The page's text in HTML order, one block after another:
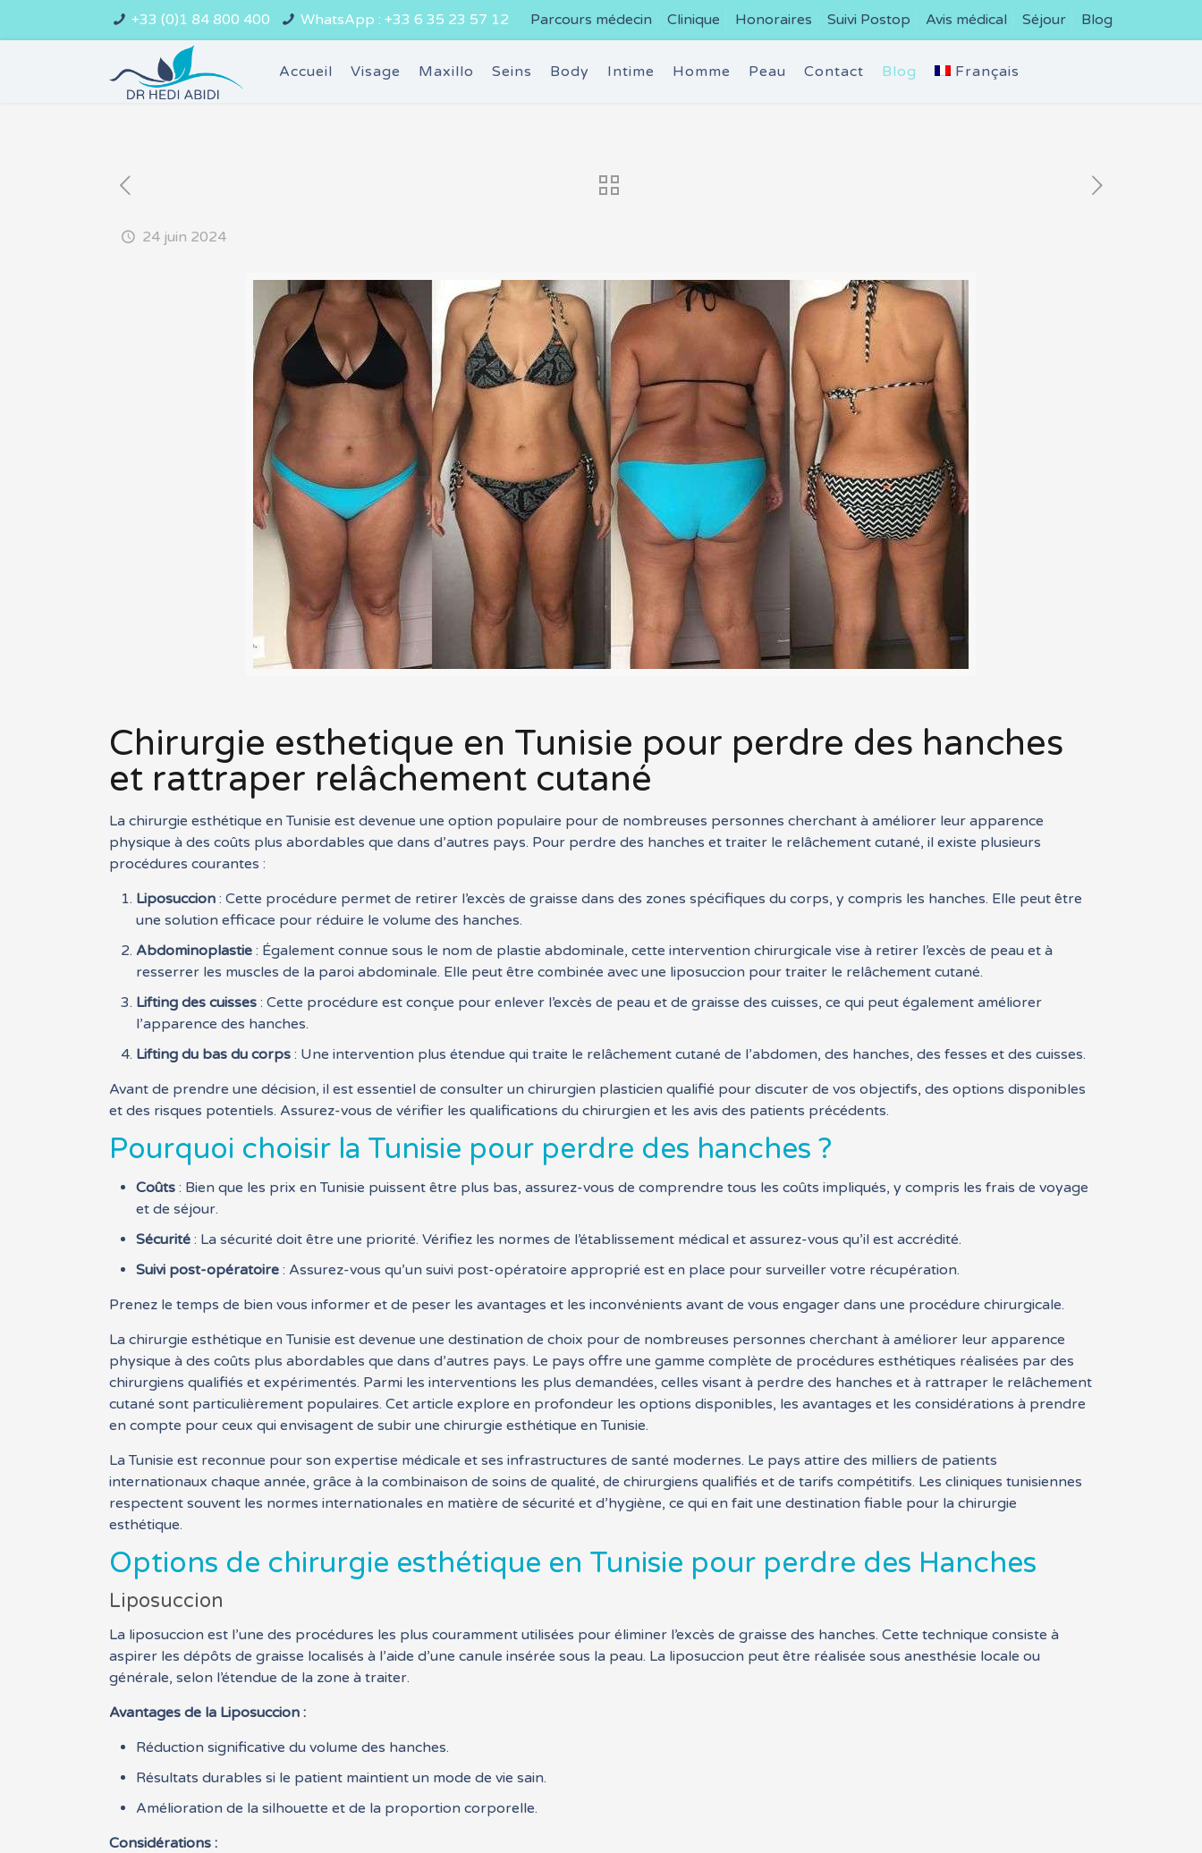
+33 (0)1 84 800 400 WhatsApp : +33 6 35 23 57 12 Parcours médecin Clinique Honoraires Suivi Postop Avis médical Séjour Blog
Accueil Visage Maxillo Seins Body Intime Homme Peau Contact Blog Français
24 juin 2024
Chirurgie esthetique en Tunisie pour perdre des hanches
et rattraper relâchement cutané
La chirurgie esthétique en Tunisie est devenue une option populaire pour de nombreuses personnes cherchant à améliorer leur apparence
physique à des coûts plus abordables que dans d’autres pays. Pour perdre des hanches et traiter le relâchement cutané, il existe plusieurs
procédures courantes :
Liposuccion : Cette procédure permet de retirer l’excès de graisse dans des zones spécifiques du corps, y compris les hanches. Elle peut être
une solution efficace pour réduire le volume des hanches.
Abdominoplastie : Également connue sous le nom de plastie abdominale, cette intervention chirurgicale vise à retirer l’excès de peau et à
resserrer les muscles de la paroi abdominale. Elle peut être combinée avec une liposuccion pour traiter le relâchement cutané.
Lifting des cuisses : Cette procédure est conçue pour enlever l’excès de peau et de graisse des cuisses, ce qui peut également améliorer
l’apparence des hanches.
Lifting du bas du corps : Une intervention plus étendue qui traite le relâchement cutané de l’abdomen, des hanches, des fesses et des cuisses.
Avant de prendre une décision, il est essentiel de consulter un chirurgien plasticien qualifié pour discuter de vos objectifs, des options disponibles
et des risques potentiels. Assurez-vous de vérifier les qualifications du chirurgien et les avis des patients précédents.
Pourquoi choisir la Tunisie pour perdre des hanches ?
Coûts : Bien que les prix en Tunisie puissent être plus bas, assurez-vous de comprendre tous les coûts impliqués, y compris les frais de voyage
et de séjour.
Sécurité : La sécurité doit être une priorité. Vérifiez les normes de l’établissement médical et assurez-vous qu’il est accrédité.
Suivi post-opératoire : Assurez-vous qu’un suivi post-opératoire approprié est en place pour surveiller votre récupération.
Prenez le temps de bien vous informer et de peser les avantages et les inconvénients avant de vous engager dans une procédure chirurgicale.
La chirurgie esthétique en Tunisie est devenue une destination de choix pour de nombreuses personnes cherchant à améliorer leur apparence
physique à des coûts plus abordables que dans d’autres pays. Le pays offre une gamme complète de procédures esthétiques réalisées par des
chirurgiens qualifiés et expérimentés. Parmi les interventions les plus demandées, celles visant à perdre des hanches et à rattraper le relâchement
cutané sont particulièrement populaires. Cet article explore en profondeur les options disponibles, les avantages et les considérations à prendre
en compte pour ceux qui envisagent de subir une chirurgie esthétique en Tunisie.
La Tunisie est reconnue pour son expertise médicale et ses infrastructures de santé modernes. Le pays attire des milliers de patients
internationaux chaque année, grâce à la combinaison de soins de qualité, de chirurgiens qualifiés et de tarifs compétitifs. Les cliniques tunisiennes
respectent souvent les normes internationales en matière de sécurité et d’hygiène, ce qui en fait une destination fiable pour la chirurgie
esthétique.
Options de chirurgie esthétique en Tunisie pour perdre des Hanches
Liposuccion
La liposuccion est l’une des procédures les plus couramment utilisées pour éliminer l’excès de graisse des hanches. Cette technique consiste à
aspirer les dépôts de graisse localisés à l’aide d’une canule insérée sous la peau. La liposuccion peut être réalisée sous anesthésie locale ou
générale, selon l’étendue de la zone à traiter.
Avantages de la Liposuccion :
Réduction significative du volume des hanches.
Résultats durables si le patient maintient un mode de vie sain.
Amélioration de la silhouette et de la proportion corporelle.
Considérations :